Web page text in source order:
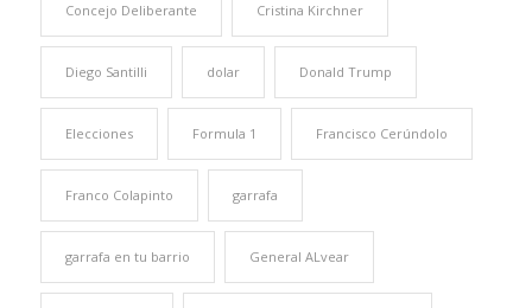
Concejo Deliberante Cristina Kirchner
Diego Santilli dolar Donald Trump
Elecciones Formula 1 Francisco Cerúndolo
Franco Colapinto garrafa
garrafa en tu barrio General ALvear